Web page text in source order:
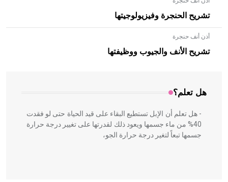
تشريح الحنجرة وفيزيولوجيتها
أذن أنف حنجرة
تشريح الأنف والجيوب ووظيفتها
هل تعلم؟
- هل تعلم أن الأبلق نوع من الفنون الهندسية التي ارتبطت
بالعمارة الإسلامية في بلاد الشام ومصر خاصة، حيث يحرص
المعمار على بناء مداميكه وخاصة في الواجهات
- هل تعلم أن الإبل تستطيع البقاء على قيد الحياة حتى لو فقدت
40% من ماء جسمها ويعود ذلك لقدرتها على تغيير درجة حرارة
جسمها تبعاً لتغير درجة حرارة الجو،